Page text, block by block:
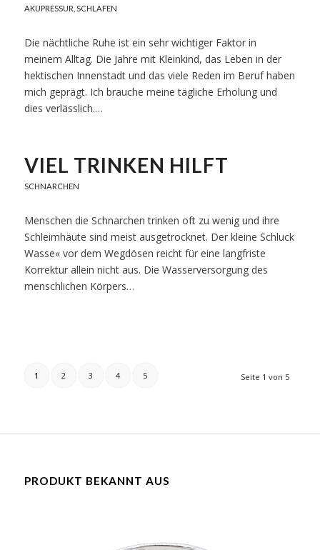
AKUPRESSUR SCHLAFEN
Die nächtliche Ruhe ist ein sehr wichtiger Faktor in
meinem Alltag. Die Jahre mit Kleinkind, das Leben in der
hektischen Innenstadt und das viele Reden im Beruf haben
mich geprägt. Ich brauche meine tägliche Erholung und
dies verlässlich.…
VIEL TRINKEN HILFT
SCHNARCHEN
Menschen die Schnarchen trinken oft zu wenig und ihre
Schleimhäute sind meist ausgetrocknet. Der kleine Schluck
Wasse« vor dem Wegdösen reicht für eine langfriste
Korrektur allein nicht aus. Die Wasserversorgung des
menschlichen Körpers…
Seite 1 von 5
1 2 3 4 5
PRODUKT BEKANNT AUS